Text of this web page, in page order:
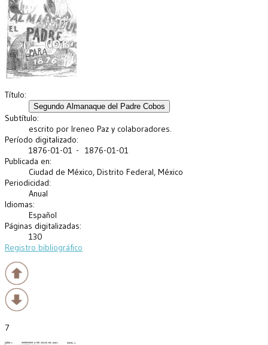
Título:
Subtítulo:
escrito por Ireneo Paz y colaboradores.
Período digitalizado:
1876-01-01 - 1876-01-01
Publicada en:
Ciudad de México, Distrito Federal, México
Periodicidad:
Anual
Idiomas:
Español
Páginas digitalizadas:
130
Registro bibliográfico
7